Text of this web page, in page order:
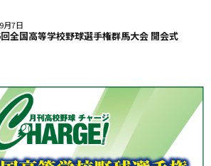
月7日
全国高等学校野球選手権群馬大会 開会式